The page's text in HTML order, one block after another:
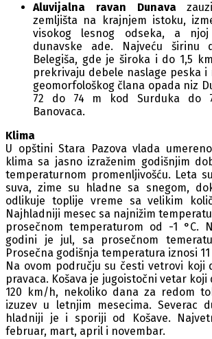
Aluvijalna ravan Dunava
zemljišta na krajnjem istoku,
visokog lesnog odseka, a
dunavske ade. Najveću širinu
Belegiša, gde je široka i do 1,5
prekrivaju debele naslage peska i
geomorfološkog člana opada niz
72 do 74 m kod Surduka do
Banovaca.
Klima
U opštini Stara Pazova vlada
klima sa jasno izraženim godišnjim
temperaturnom promenljivošću. Leta
suva, zime su hladne sa snegom,
odlikuje toplije vreme sa velikim
Najhladniji mesec sa najnižim
prosečnom temperaturom od -1 °C.
godini je jul, sa prosečnom
Prosečna godišnja temperatura iznosi 11
Na ovom području su česti vetrovi koji
pravaca. Košava je jugoistočni vetar
120 km/h, nekoliko dana za redom
izuzev u letnjim mesecima. Severac
hladniji je i sporiji od Košave.
februar, mart, april i novembar.